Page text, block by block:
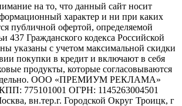
на то, что данный сайт носит
характер и ни при каких
публичной офертой, определяемой
437 Гражданского кодекса Российской
указаны с учетом максимальной скидки
покупки в кредит и включают в себя
продукты, которые согласовываются
ООО «ПРЕМИУМ РЕКЛАМА»
775101001 ОГРН: 1145263004501
вн.тер.г. Городской Округ Троицк, г